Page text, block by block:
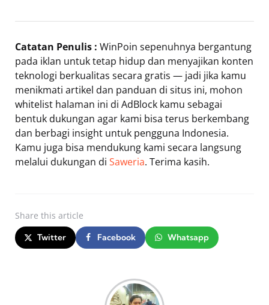
Catatan Penulis : WinPoin sepenuhnya bergantung
pada iklan untuk tetap hidup dan menyajikan konten
teknologi berkualitas secara gratis — jadi jika kamu
menikmati artikel dan panduan di situs ini, mohon
whitelist halaman ini di AdBlock kamu sebagai
bentuk dukungan agar kami bisa terus berkembang
dan berbagi insight untuk pengguna Indonesia.
Kamu juga bisa mendukung kami secara langsung
melalui dukungan di Saweria. Terima kasih.
Share this article
Twitter Facebook Whatsapp